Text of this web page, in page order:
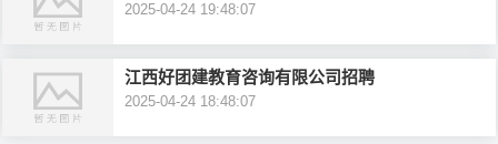
2025-04-24 19:48:07
江西好团建教育咨询有限公司招聘
2025-04-24 18:48:07